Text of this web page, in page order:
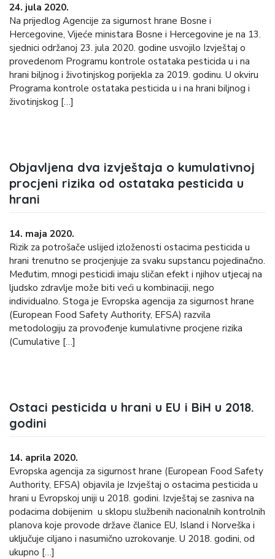
24. jula 2020.
Na prijedlog Agencije za sigurnost hrane Bosne i
Hercegovine, Vijeće ministara Bosne i Hercegovine je na 13.
sjednici održanoj 23. jula 2020. godine usvojilo Izvještaj o
provedenom Programu kontrole ostataka pesticida u i na
hrani biljnog i životinjskog porijekla za 2019. godinu. U okviru
Programa kontrole ostataka pesticida u i na hrani biljnog i
životinjskog […]
Objavljena dva izvještaja o kumulativnoj
procjeni rizika od ostataka pesticida u
hrani
14. maja 2020.
Rizik za potrošače uslijed izloženosti ostacima pesticida u
hrani trenutno se procjenjuje za svaku supstancu pojedinačno.
Međutim, mnogi pesticidi imaju sličan efekt i njihov utjecaj na
ljudsko zdravlje može biti veći u kombinaciji, nego
individualno. Stoga je Evropska agencija za sigurnost hrane
(European Food Safety Authority, EFSA) razvila
metodologiju za provođenje kumulativne procjene rizika
(Cumulative […]
Ostaci pesticida u hrani u EU i BiH u 2018.
godini
14. aprila 2020.
Evropska agencija za sigurnost hrane (European Food Safety
Authority, EFSA) objavila je Izvještaj o ostacima pesticida u
hrani u Evropskoj uniji u 2018. godini. Izvještaj se zasniva na
podacima dobijenim u sklopu službenih nacionalnih kontrolnih
planova koje provode države članice EU, Island i Norveška i
uključuje ciljano i nasumično uzrokovanje. U 2018. godini, od
ukupno […]